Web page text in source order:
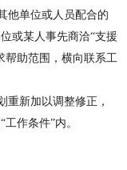
他单位或人员配合的
或某人事先商洽“支援
帮助范围，横向联系工
重新加以调整修正，
作条件”内。